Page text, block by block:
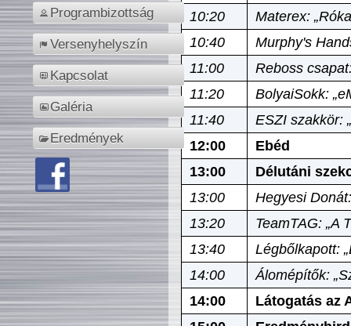
Programbizottság
Versenyhelyszín
Kapcsolat
Galéria
Eredmények
10:20
Materex:
10:40
Murphy's
11:00
Reboss
11:20
BolyaiSokk:
11:40
ESZI szakkör:
12:00
Ebéd
13:00
Délutáni
13:00
Hegyesi
13:20
TeamTAG: „A
13:40
Légbőlkapott:
14:00
Álomépítők:
14:00
Látogatás az